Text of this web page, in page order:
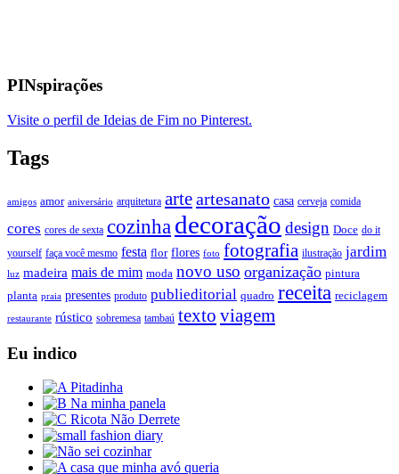
PINspirações
Visite o perfil de Ideias de Fim no Pinterest.
Tags
amigos amor aniversário arquitetura arteartesanato casa cerveja comida
cores cores de sexta cozinha decoração design Doce do it
yourself faça você mesmo festa flor flores foto fotografia ilustração jardim
luz madeira mais de mim moda novo uso organização pintura
planta praia presentes produto publieditorial quadro receita reciclagem
restaurante rústico sobremesa tambaú texto viagem
Eu indico